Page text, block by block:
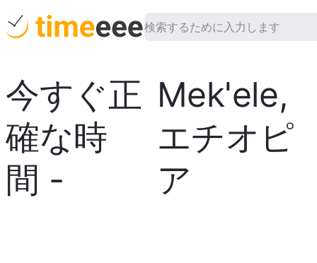
今すぐ正
確な時
間 -
Mek'ele,
エチオピ
ア